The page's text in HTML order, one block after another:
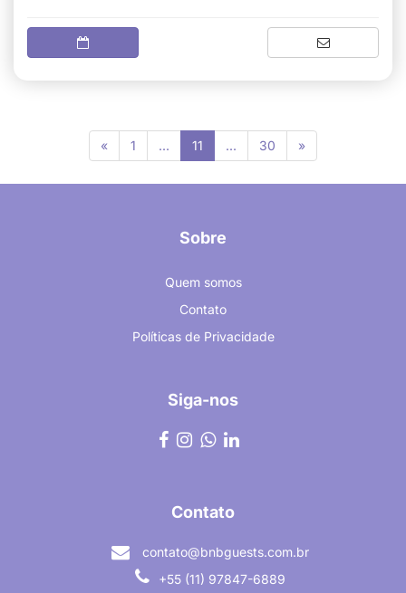
« 1 ... 11 ... 30 »
Sobre
Quem somos
Contato
Políticas de Privacidade
Siga-nos
Contato
contato@bnbguests.com.br
+55 (11) 97847-6889